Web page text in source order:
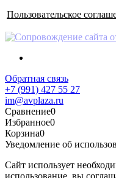
Пользовательское
Обратная связь
+7 (991) 427 55 27
im@avplaza.ru
Сравнение0
Избранное0
Корзина0
Уведомление об
Сайт использует